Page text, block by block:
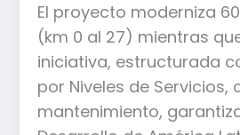
El proyecto moderniza
(km 0 al 27) mientras
iniciativa, estructurada
por Niveles de
mantenimiento,